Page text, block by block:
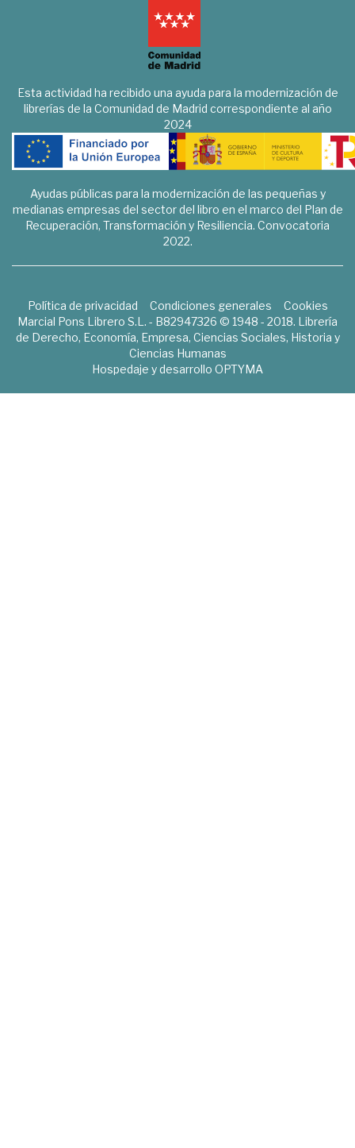
Esta actividad ha recibido una ayuda para la modernización de
librerías de la Comunidad de Madrid correspondiente al año
2024
Ayudas públicas para la modernización de las pequeñas y
medianas empresas del sector del libro en el marco del Plan de
Recuperación, Transformación y Resiliencia. Convocatoria
2022.
Política de privacidad Condiciones generales
Cookies
Marcial Pons Librero S.L. - B82947326 © 1948 - 2018. Librería
de Derecho, Economía, Empresa, Ciencias Sociales, Historia y
Ciencias Humanas
Hospedaje y desarrollo OPTYMA